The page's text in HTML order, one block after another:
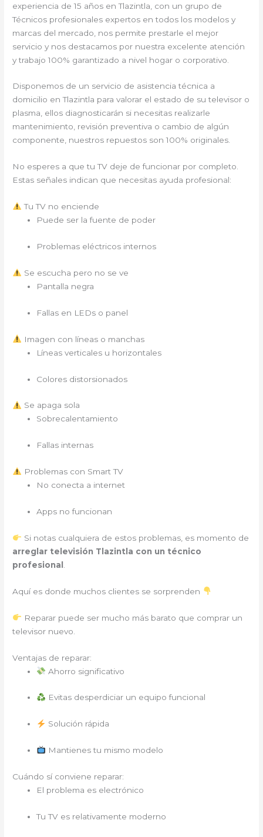
experiencia de 15 años en Tlazintla, con un grupo de
Técnicos profesionales expertos en todos los modelos y
marcas del mercado, nos permite prestarle el mejor
servicio y nos destacamos por nuestra excelente atención
y trabajo 100% garantizado a nivel hogar o corporativo.
Disponemos de un servicio de asistencia técnica a
domicilio en Tlazintla para valorar el estado de su televisor o
plasma, ellos diagnosticarán si necesitas realizarle
mantenimiento, revisión preventiva o cambio de algún
componente, nuestros repuestos son 100% originales.
No esperes a que tu TV deje de funcionar por completo.
Estas señales indican que necesitas ayuda profesional:
Tu TV no enciende
Puede ser la fuente de poder
Problemas eléctricos internos
Se escucha pero no se ve
Pantalla negra
Fallas en LEDs o panel
Imagen con líneas o manchas
Líneas verticales u horizontales
Colores distorsionados
Se apaga sola
Sobrecalentamiento
Fallas internas
Problemas con Smart TV
No conecta a internet
Apps no funcionan
Si notas cualquiera de estos problemas, es momento de
arreglar televisión Tlazintla con un técnico
profesional
Aquí es donde muchos clientes se sorprenden
Reparar puede ser mucho más barato que comprar un
televisor nuevo.
Ventajas de reparar:
Ahorro significativo
Evitas desperdiciar un equipo funcional
Solución rápida
Mantienes tu mismo modelo
Cuándo sí conviene reparar:
El problema es electrónico
Tu TV es relativamente moderno